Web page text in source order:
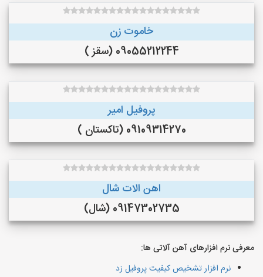
خاموت زن
09055212244 (سقز )
پروفیل امیر
09109314270 (تاکستان )
اهن الات شال
09147302735 (شال)
معرفی نرم افزارهای آهن آلاتی ها:
نرم افزار تشخیص کیفیت پروفیل زد